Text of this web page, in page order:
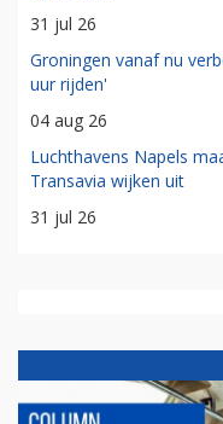
31 jul 26
Groningen vanaf nu
uur rijden'
04 aug 26
Luchthavens Napels
Transavia wijken uit
31 jul 26